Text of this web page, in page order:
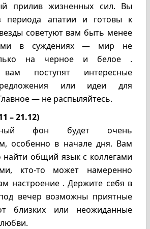
прилив жизненных сил. Вы
периода апатии и готовы к
советуют вам быть менее
в суждениях — мир не
на черное и белое .
поступят интересные
или идеи для
— не распыляйтесь.
– 21.12)
фон будет очень
особенно в начале дня. Вам
найти общий язык с коллегами
кто-то может намеренно
настроение . Держите себя в
вечер возможны приятные
близких или неожиданные